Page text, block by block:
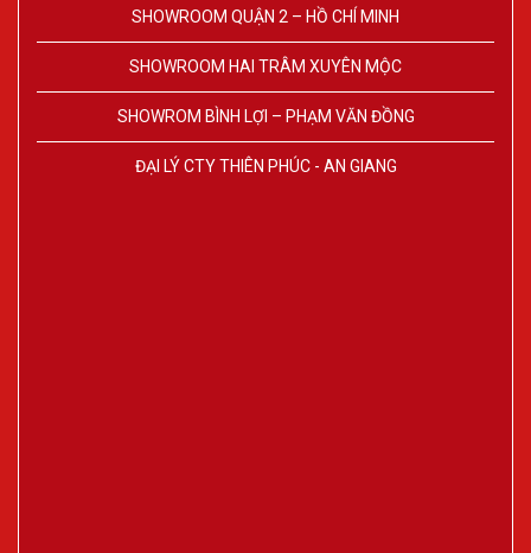
SHOWROOM QUẬN 2 – HỒ CHÍ MINH
SHOWROOM HAI TRÂM XUYÊN MỘC
SHOWROM BÌNH LỢI – PHẠM VĂN ĐỒNG
ĐẠI LÝ CTY THIÊN PHÚC - AN GIANG